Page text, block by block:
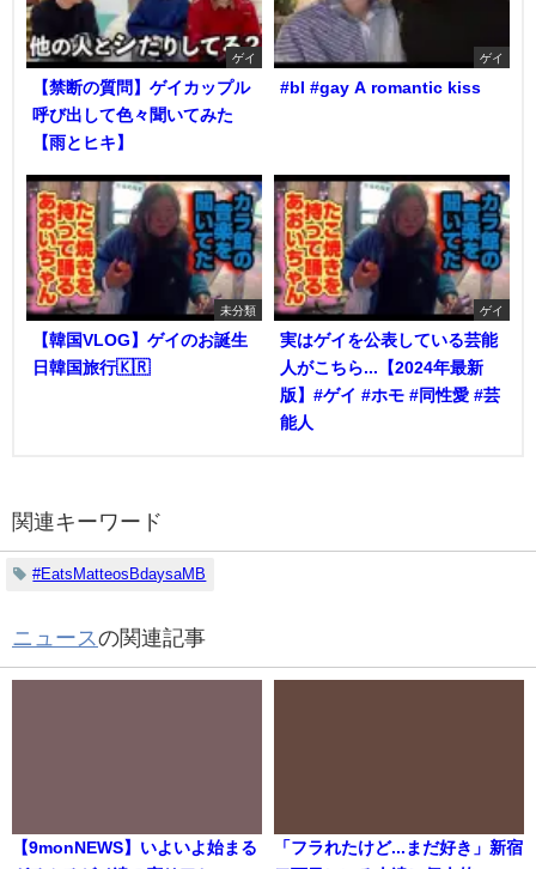
ゲイ
【禁断の質問】ゲイカップル
呼び出して色々聞いてみた
【雨とヒキ】
ゲイ
#bl #gay A romantic kiss
未分類
【韓国VLOG】ゲイのお誕生
日韓国旅行🇰🇷
ゲイ
実はゲイを公表している芸能
人がこちら...【2024年最新
版】#ゲイ #ホモ #同性愛 #芸
能人
関連キーワード
#EatsMatteosBdaysaMB
ニュースの関連記事
【9monNEWS】いよいよ始まる
「フラれたけど...まだ好き」新宿